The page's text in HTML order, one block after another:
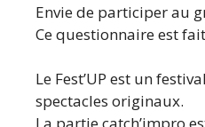
Envie de participer au
Ce questionnaire est
Le Fest’UP est un
spectacles originaux.